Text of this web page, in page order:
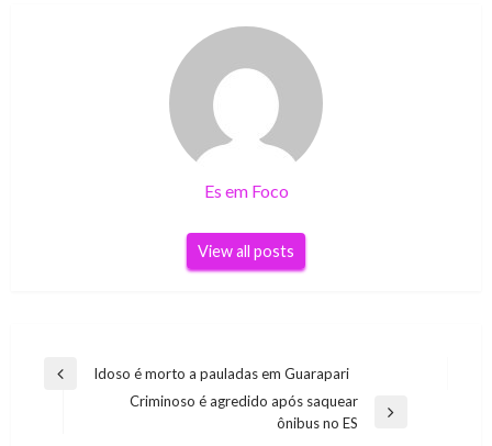
Es em Foco
View all posts
Navegação
Previous
Idoso é morto a pauladas em Guarapari
Criminoso é agredido após saquear
ônibus no ES